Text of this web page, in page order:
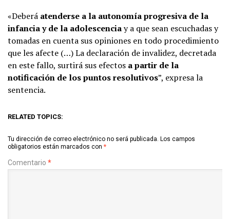
«Deberá atenderse a la autonomía progresiva de la
infancia y de la adolescenciay a que sean escuchadas y
tomadas en cuenta sus opiniones en todo procedimiento
que les afecte (…) La declaración de invalidez, decretada
en este fallo, surtirá sus efectos a partir de la
notificación de los puntos resolutivos”, expresa la
sentencia.
RELATED TOPICS:
Tu dirección de correo electrónico no será publicada. Los campos
obligatorios están marcados con *
Comentario *